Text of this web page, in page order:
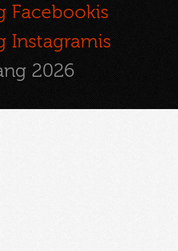
Facebookis
Instagramis
2026